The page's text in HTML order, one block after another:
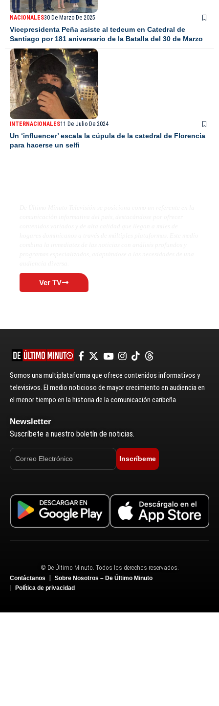
NACIONALES30 De Marzo De 2025
Vicepresidenta Peña asiste al tedeum en Catedral de
Santiago por 181 aniversario de la Batalla del 30 de Marzo
INTERNACIONALES11 De Julio De 2024
Un ‘influencer’ escala la cúpula de la catedral de Florencia
para hacerse un selfi
Ver TV
Somos una multiplataforma que ofrece contenidos informativos y
televisivos. El medio noticioso de mayor crecimiento en audiencia en
el menor tiempo en la historia de la comunicación caribeña.
Newsletter
Suscríbete a nuestro boletín de noticias.
Inscríbeme
© De Último Minuto. Todos los derechos reservados.
Contáctanos
Sobre Nosotros – De Último Minuto
Política de privacidad